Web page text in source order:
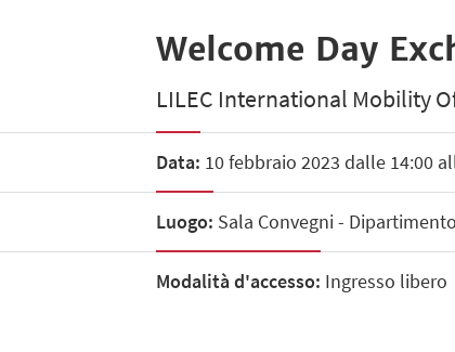
Welcome Day
LILEC International Mobility
Data: 10 febbraio 2023 dalle 14:00
Luogo: Sala Convegni -
Modalità d'accesso: Ingresso libero